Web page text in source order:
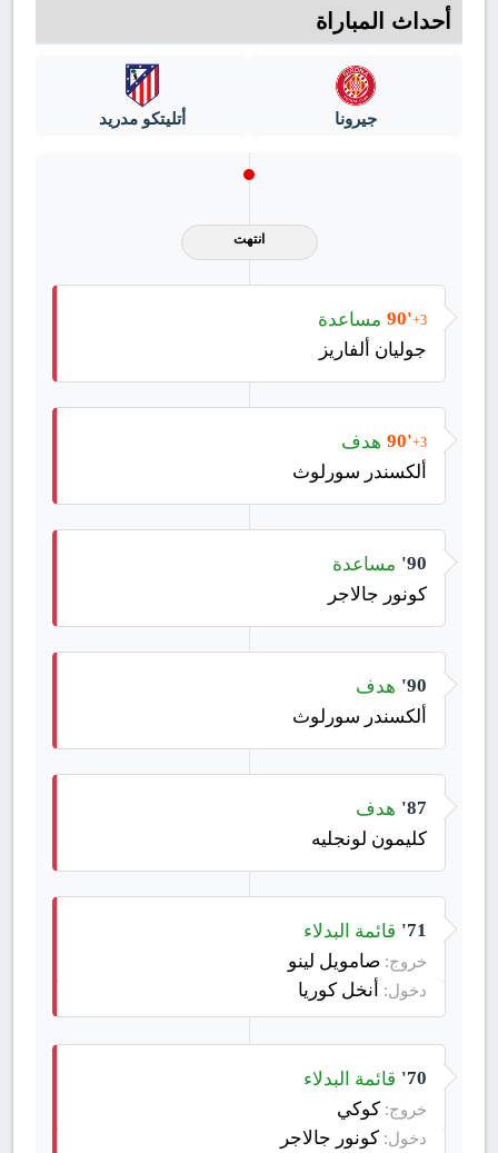
أحداث المباراة
جيرونا أتليتكو مدريد
انتهت
90'+3
مساعدة
جوليان ألفاريز
90'+3
هدف
ألكسندر سورلوث
90' مساعدة
كونور جالاجر
90' هدف
ألكسندر سورلوث
87' هدف
كليمون لونجليه
71' قائمة البدلاء
خروج: صامويل لينو
دخول: أنخل كوريا
70' قائمة البدلاء
خروج: كوكي
دخول: كونور جالاجر